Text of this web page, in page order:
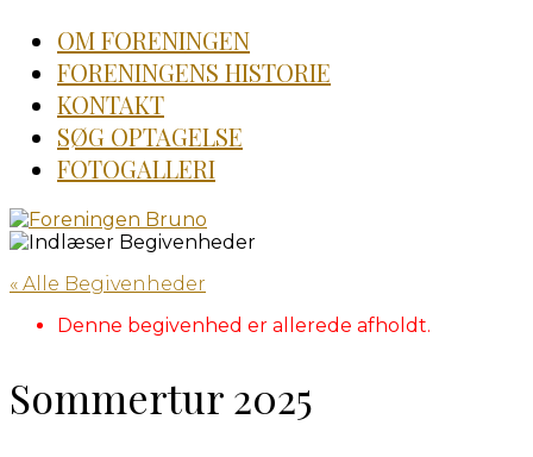
OM FORENINGEN
FORENINGENS HISTORIE
KONTAKT
SØG OPTAGELSE
FOTOGALLERI
« Alle Begivenheder
Denne begivenhed er allerede afholdt.
Sommertur 2025